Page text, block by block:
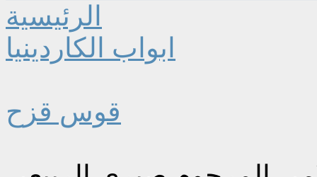
الرئيسية
ابواب الكاردينيا
قوس قزح